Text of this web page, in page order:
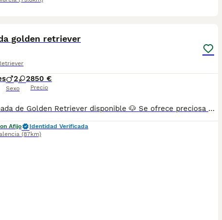
golden retriever
2 2
Sexo
850 €
Precio
🐶 Camada de Golden Retriever disponible 🐶 Se ofrece preciosa camada de Golden Retriever, criados en un entorno familiar con mucho cariño y perfectamente socializados. Los cachorros se entregarán: * ✅ Desparasitados. * ✅ Con las vacunas correspondientes a su edad. * ✅ Revisados por veterinario. * ✅ Con cartilla sanitaria. Son perros de excelente carácter: cariñosos, inteligentes, muy sociables y perfectos para familias con niños o para personas que buscan un compañero fiel. Los padres son Golden Retriever de pura raza, sanos y con un carácter excepcional. Se pueden enviar fotos y vídeos tanto de los cachorros como de los progenitores. 📍 Disponibles para reservar. 📅 Entrega a partir de las 8 semanas de edad. 📩 Para más información, fotos, vídeos o precio, no dudes en contactar por mensaje privado.
Afijo
Identidad Verificada
(87km)